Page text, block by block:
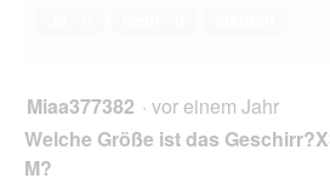
Miaa377382 · vor einem Jahr
Welche Größe ist das
M?